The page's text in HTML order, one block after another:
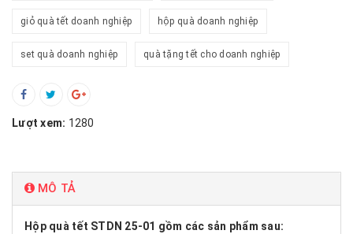
giỏ quà tết doanh nghiệp hộp quà doanh nghiệp
set quà doanh nghiệp quà tặng tết cho doanh nghiệp
Lượt xem: 1280
MÔ TẢ
Hộp quà tết STDN 25-01 gồm các sản phẩm sau: